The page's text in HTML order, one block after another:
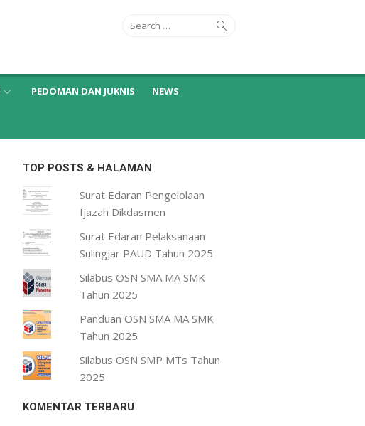
Search
PEDOMAN DAN JUKNIS NEWS
TOP POSTS & HALAMAN
Surat Edaran Pengelolaan
Ijazah Dikdasmen
Surat Edaran Pelaksanaan
Sulingjar PAUD Tahun 2025
Silabus OSN SMA MA SMK
Tahun 2025
Panduan OSN SMA MA SMK
Tahun 2025
Silabus OSN SMP MTs Tahun
2025
KOMENTAR TERBARU